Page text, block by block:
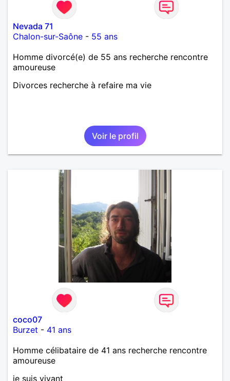
Nevada 71
Chalon-sur-Saône - 55 ans
Homme divorcé(e) de 55 ans recherche rencontre
amoureuse
Divorces recherche à refaire ma vie
Voir le profil
coco07
Burzet - 41 ans
Homme célibataire de 41 ans recherche rencontre
amoureuse
je suis vivant